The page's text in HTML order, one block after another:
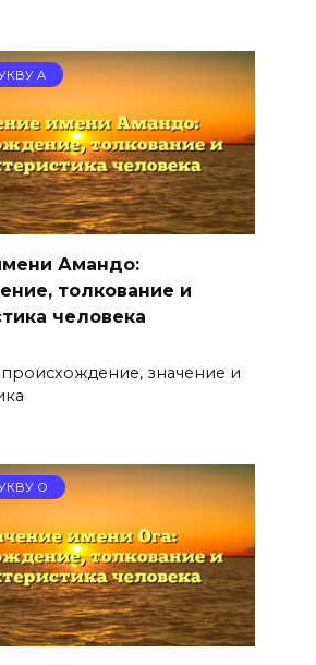
А
Амандо:
толкование и
человека
значение и
О